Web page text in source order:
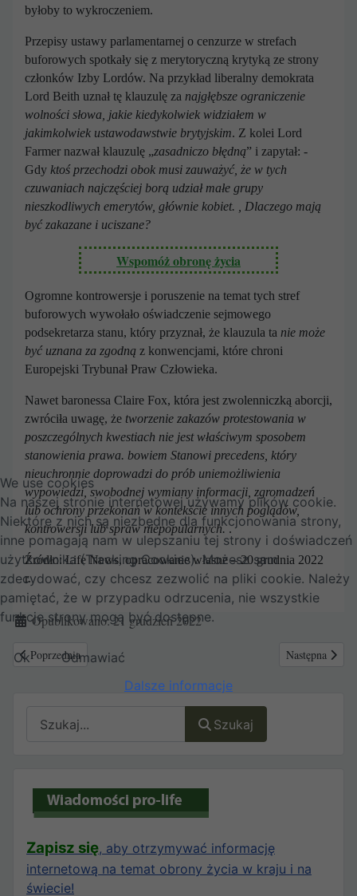
Szukaj
Zapisz się, aby otrzymywać informację
internetową na temat obrony życia w kraju i na
świecie!
byłoby to wykroczeniem.
Przepisy ustawy parlamentarnej o cenzurze w strefach
buforowych spotkały się z merytoryczną krytyką ze strony
członków Izby Lordów. Na przykład liberalny demokrata
Lord Beith uznał tę klauzulę za najgłębsze ograniczenie
wolności słowa, jakie kiedykolwiek widziałem w
jakimkolwiek ustawodawstwie brytyjskim. Z kolei Lord
Farmer nazwał klauzulę „zasadniczo błędną” i zapytał: -
Gdy ktoś przechodzi obok musi zauważyć, że w tych
czuwaniach najczęściej borą udział małe grupy
nieszkodliwych emerytów, głównie kobiet. , Dlaczego mają
być zakazane i uciszane?
Wspomóż obronę życia
Ogromne kontrowersje i poruszenie na temat tych stref
buforowych wywołało oświadczenie sejmowego
podsekretarza stanu, który przyznał, że klauzula ta nie może
być uznana za zgodną z konwencjami, które chroni
Europejski Trybunał Praw Człowieka.
Nawet baronessa Claire Fox, która jest zwolenniczką aborcji,
zwróciła uwagę, że tworzenie zakazów protestowania w
poszczególnych kwestiach nie jest właściwym sposobem
stanowienia prawa. bowiem Stanowi precedens, który
nieuchronnie doprowadzi do prób uniemożliwienia
wypowiedzi, swobodnej wymiany informacji, zgromadzeń
lub ochrony przekonań w kontekście innych poglądów,
kontrowersji lub spraw niepopularnych..
Źródło: Life News, opracowanie własne – 20 grudnia 2022
r.
Szczegóły
Opublikowano: 21 grudzień 2022
Poprzednia strona: Zapraszamy do obejrzenia najnowszego zapisu live'a
Poprzednia Następna
Następna
We use cookies
Na naszej stronie internetowej używamy plików cookie.
Niektóre z nich są niezbędne dla funkcjonowania strony,
inne pomagają nam w ulepszaniu tej strony i doświadczeń
użytkownika (Tracking Cookies). Możesz sam
zdecydować, czy chcesz zezwolić na pliki cookie. Należy
pamiętać, że w przypadku odrzucenia, nie wszystkie
funkcje strony mogą być dostępne.
Ok
Odmawiać
Dalsze informacje